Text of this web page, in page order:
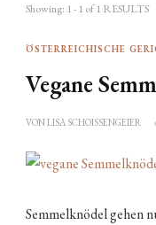
Showing: 1 - 1 of 1 RESULTS
ÖSTERREICHISCHE
Vegane
VONLISA SCHOISSENGEIER
Semmelknödel gehen